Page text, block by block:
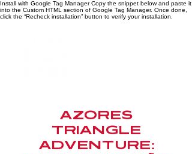
Install with Google Tag Manager Copy the snippet below and paste it
into the Custom HTML section of Google Tag Manager. Once done,
click the “Recheck installation” button to verify your installation.
AZORES
TRIANGLE
ADVENTURE: